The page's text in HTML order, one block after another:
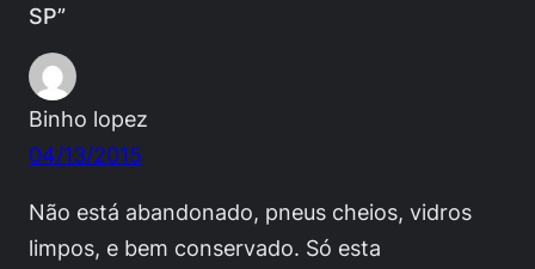
SP”
Binho lopez
04/13/2015
Não está abandonado, pneus cheios, vidros
limpos, e bem conservado. Só esta